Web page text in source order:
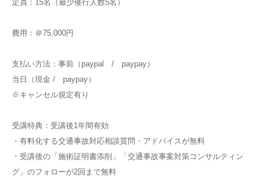
定員：15名（最少催行人数5名）
費用：＠75,000円
支払い方法：事前（paypal / paypay）
当日（現金 / paypay）
※キャンセル規定有り
受講特典：受講後1年間有効
・有料化する交通事故対応相談質問・アドバイスが無料
・受講後の「施術証明書添削」「交通事故事案対策コンサルティン
グ」のフォローが2回まで無料